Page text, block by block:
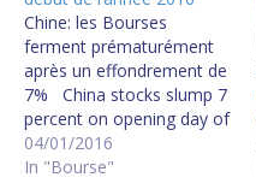
Chine: les Bourses
ferment prématurément
après un effondrement de
7% China stocks slump 7
percent on opening day of
2016, trading halted for
first time
04/01/2016
In "Bourse"